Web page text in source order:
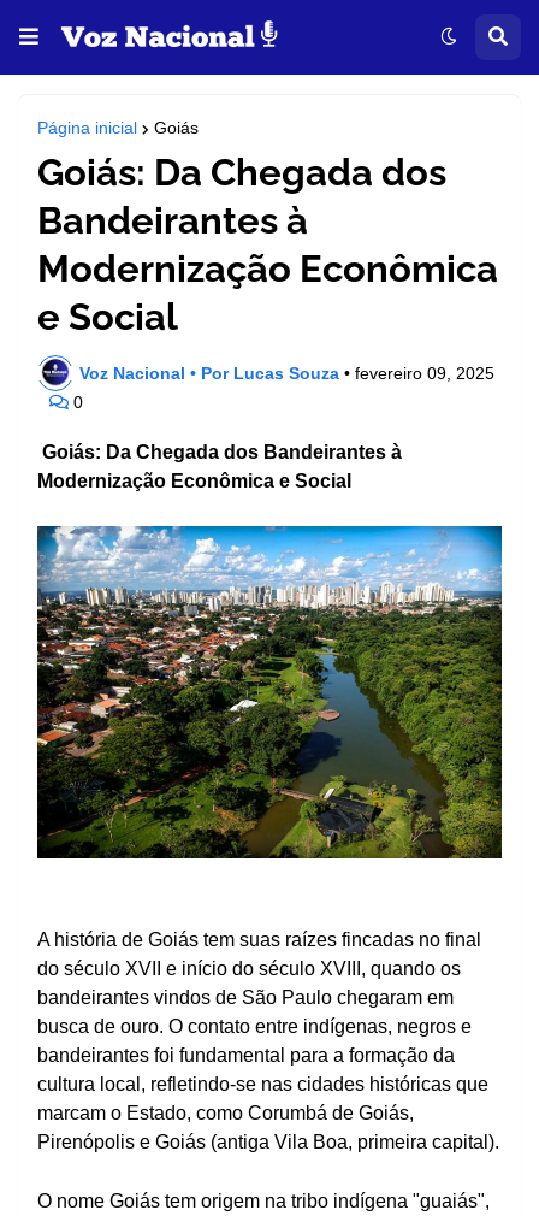
Página inicial Goiás
Goiás: Da Chegada dos
Bandeirantes à
Modernização Econômica
e Social
Voz Nacional • Por Lucas Souza • fevereiro 09, 2025
0
Goiás: Da Chegada dos Bandeirantes à
Modernização Econômica e Social
A história de Goiás tem suas raízes fincadas no final
do século XVII e início do século XVIII, quando os
bandeirantes vindos de São Paulo chegaram em
busca de ouro. O contato entre indígenas, negros e
bandeirantes foi fundamental para a formação da
cultura local, refletindo-se nas cidades históricas que
marcam o Estado, como Corumbá de Goiás,
Pirenópolis e Goiás (antiga Vila Boa, primeira capital).
O nome Goiás tem origem na tribo indígena "guaiás",